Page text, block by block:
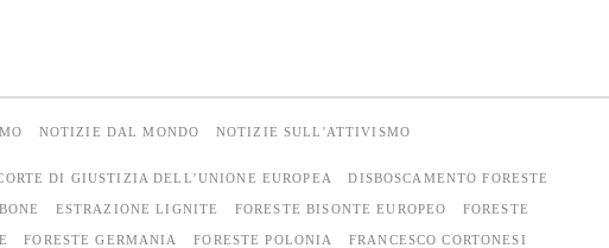
NOTIZIE DAL MONDO NOTIZIE SULL'ATTIVISMO
DI GIUSTIZIA DELL’UNIONE EUROPEA DISBOSCAMENTO FORESTE
ESTRAZIONE LIGNITE FORESTE BISONTE EUROPEO FORESTE
FORESTE GERMANIA FORESTE POLONIA FRANCESCO CORTONESI